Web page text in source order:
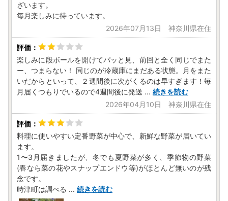
ざいます。
毎月楽しみに待っています。
2026年07月13日 神奈川県在住
楽しみに段ボールを開けてパッと見、前回と全く同じでまた
ー、つまらない！ 同じのが冷蔵庫にまだある状態。月をまた
いだからといって、２週間後に次がくるのは早すぎます！毎
月届くつもりでいるので4週間後に発送 ... 続きを読む
2026年04月10日 神奈川県在住
料理に使いやすい定番野菜が中心で、新鮮な野菜が届いてい
ます。
1〜3月届きましたが、冬でも夏野菜が多く、季節物の野菜
(春なら菜の花やスナップエンドウ等)がほとんど無いのが残
念です。
時津町は調べる ... 続きを読む